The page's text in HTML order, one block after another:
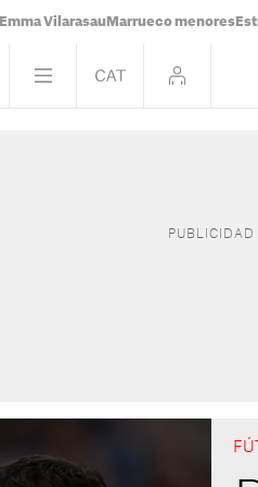
Emma Vilarasau Marrueco menores